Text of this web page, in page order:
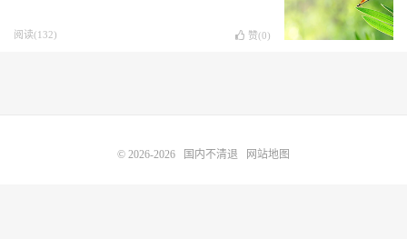
阅读(132) 赞(0)
© 2026-2026 国内不清退 网站地图